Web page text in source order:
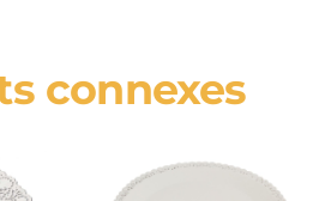
connexes